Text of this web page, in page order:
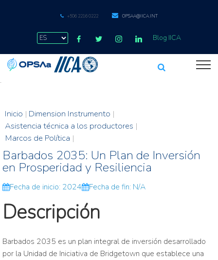
+506 2216 0222 OPSAA@IICA.INT
Blog IICA
.
Inicio | Dimension Instrumento |
Asistencia técnica a los productores |
Marcos de Política |
Barbados 2035: Un Plan de Inversión
en Prosperidad y Resiliencia
Fecha de inicio: 2024 Fecha de fin: N/A
Descripción
Barbados 2035 es un plan integral de inversión desarrollado
por la Unidad de Iniciativa de Bridgetown que establece una